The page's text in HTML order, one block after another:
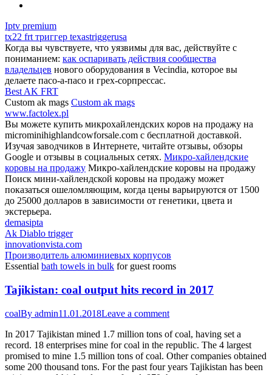
Iptv premium
tx22 frt триггер texastriggerusa
Когда вы чувствуете, что уязвимы для вас, действуйте с
пониманием: как оспаривать действия сообщества
владельцев нового оборудования в Vecindia, которое вы
делаете пасо-а-пасо и грех-сорпрессас.
Best AK FRT
Custom ak mags Custom ak mags
www.factolex.pl
Вы можете купить микрохайлендских коров на продажу на
microminihighlandcowforsale.com с бесплатной доставкой.
Изучая заводчиков в Интернете, читайте отзывы, обзоры
Google и отзывы в социальных сетях. Микро-хайлендские
коровы на продажу Микро-хайлендские коровы на продажу
Поиск мини-хайлендской коровы на продажу может
показаться ошеломляющим, когда цены варьируются от 1500
до 25000 долларов в зависимости от генетики, цвета и
экстерьера.
demasipta
Ak Diablo trigger
innovationvista.com
Производитель алюминиевых корпусов
Essential bath towels in bulk for guest rooms
Tajikistan: coal output hits record in 2017
coalBy admin11.01.2018Leave a comment
In 2017 Tajikistan mined 1.7 million tons of coal, having set a
record. 18 enterprises mine for coal in the republic. The 4 largest
promised to mine 1.5 million tons of coal. Other companies obtained
some 200 thousand tons. For the past four years Tajikistan has been